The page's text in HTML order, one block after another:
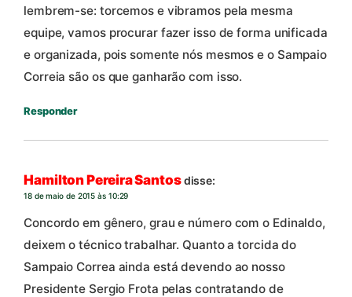
lembrem-se: torcemos e vibramos pela mesma
equipe, vamos procurar fazer isso de forma unificada
e organizada, pois somente nós mesmos e o Sampaio
Correia são os que ganharão com isso.
Responder
Hamilton Pereira Santosdisse:
18 de maio de 2015 às 10:29
Concordo em gênero, grau e número com o Edinaldo,
deixem o técnico trabalhar. Quanto a torcida do
Sampaio Correa ainda está devendo ao nosso
Presidente Sergio Frota pelas contratando de